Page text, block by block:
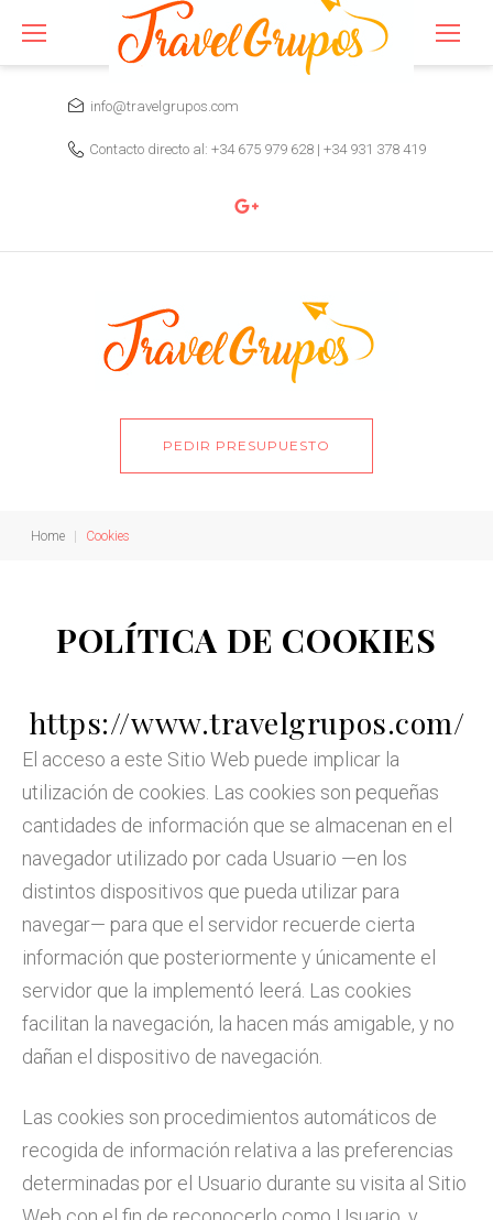
info@travelgrupos.com
Contacto directo al: +34 675 979 628| +34 931 378 419
PEDIR PRESUPUESTO
Home Cookies
Cookies
POLÍTICA DE COOKIES
https://www.travelgrupos.com/
El acceso a este Sitio Web puede implicar la
utilización de cookies. Las cookies son pequeñas
cantidades de información que se almacenan en el
navegador utilizado por cada Usuario —en los
distintos dispositivos que pueda utilizar para
navegar— para que el servidor recuerde cierta
información que posteriormente y únicamente el
servidor que la implementó leerá. Las cookies
facilitan la navegación, la hacen más amigable, y no
dañan el dispositivo de navegación.
Las cookies son procedimientos automáticos de
recogida de información relativa a las preferencias
determinadas por el Usuario durante su visita al Sitio